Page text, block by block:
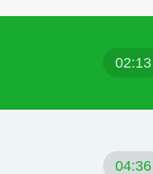
02:13
04:36